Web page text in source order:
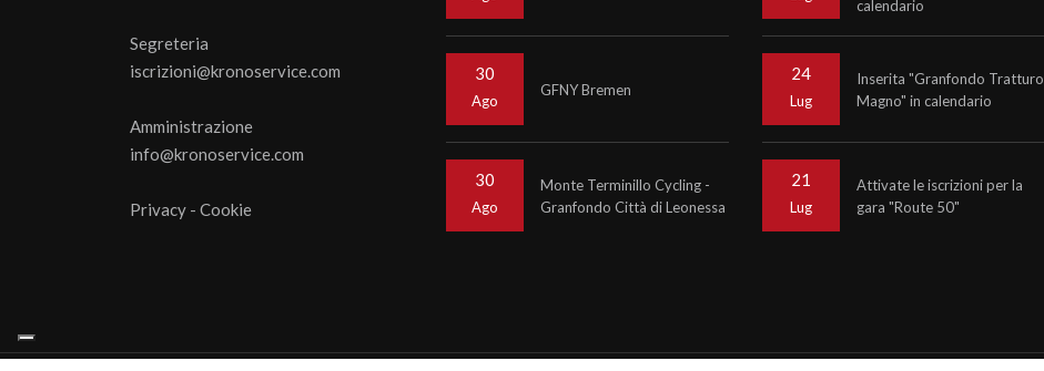
Segreteria
iscrizioni@kronoservice.com
Amministrazione
info@kronoservice.com
Privacy - Cookie
30
Ago
GFNY Bremen
30
Ago
Monte Terminillo Cycling -
Granfondo Città di Leonessa
calendario
24
Lug
Inserita "Granfondo Tratturo
Magno" in calendario
21
Lug
Attivate le iscrizioni per la
gara "Route 50"